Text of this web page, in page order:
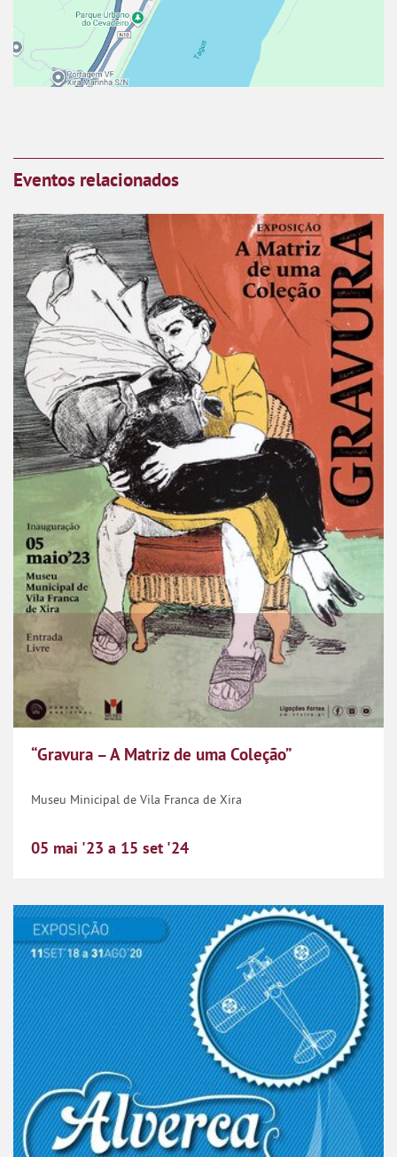
Eventos relacionados
“Gravura – A Matriz de uma Coleção”
“Gravura – A Matriz de uma Coleção”
Museu Minicipal de Vila Franca de Xira
05 mai '23 a 15 set '24
Exposição: “Alverca e a Aviação: 1918-2018”